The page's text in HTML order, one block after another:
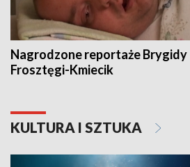
Nagrodzone reportaże Brygidy
Frosztęgi-Kmiecik
KULTURA I SZTUKA